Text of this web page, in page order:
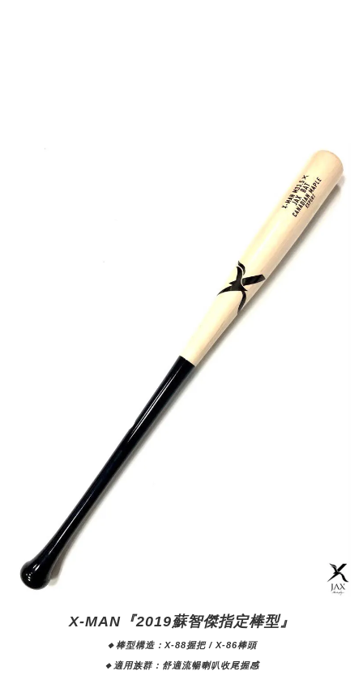
X-MAN『2019蘇智傑指定棒型』
🔸棒型構造：X-88握把 / X-86棒頭
🔸適用族群：舒適流暢喇叭收尾握感